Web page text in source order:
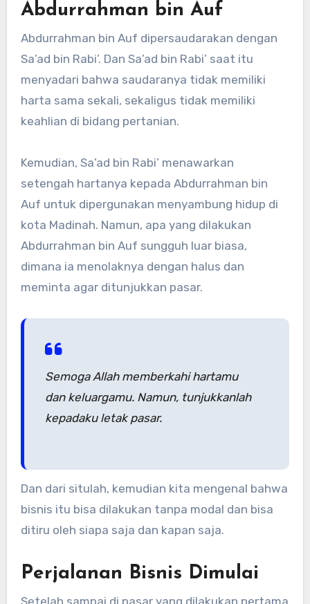
Abdurrahman bin Auf
Abdurrahman bin Auf dipersaudarakan dengan
Sa’ad bin Rabi’. Dan Sa’ad bin Rabi’ saat itu
menyadari bahwa saudaranya tidak memiliki
harta sama sekali, sekaligus tidak memiliki
keahlian di bidang pertanian.
Kemudian, Sa’ad bin Rabi’ menawarkan
setengah hartanya kepada Abdurrahman bin
Auf untuk dipergunakan menyambung hidup di
kota Madinah. Namun, apa yang dilakukan
Abdurrahman bin Auf sungguh luar biasa,
dimana ia menolaknya dengan halus dan
meminta agar ditunjukkan pasar.
Semoga Allah memberkahi hartamu
dan keluargamu. Namun, tunjukkanlah
kepadaku letak pasar.
Dan dari situlah, kemudian kita mengenal bahwa
bisnis itu bisa dilakukan tanpa modal dan bisa
ditiru oleh siapa saja dan kapan saja.
Perjalanan Bisnis Dimulai
Setelah sampai di pasar yang dilakukan pertama